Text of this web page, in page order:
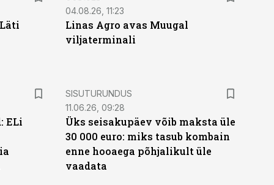
04.08.26, 11:23
Linas Agro avas Muugal
viljaterminali
ELi
ST
SISUTURUNDUS
11.06.26, 09:28
Üks seisakupäev võib maksta üle
30 000 euro: miks tasub kombain
enne hooaega põhjalikult üle
vaadata